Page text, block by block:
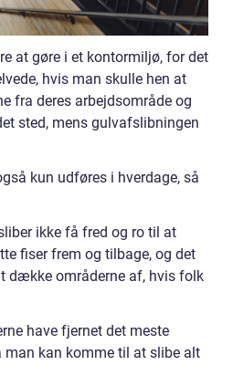
at gøre i et kontormiljø, for det
hvis man skulle hen at
fra deres arbejdsområde og
sted, mens gulvafslibningen
kun udføres i hverdage, så
ikke få fred og ro til at
fiser frem og tilbage, og det
dække områderne af, hvis folk
have fjernet det meste
man kan komme til at slibe alt